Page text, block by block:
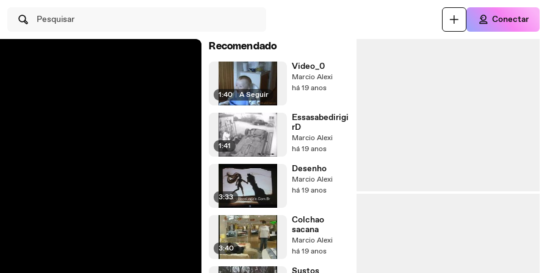
Pesquisar Conectar
Recomendado
1:40 | A Seguir
Video_0
Marcio Alexi
há 19 anos
1:41
Essasabedirigi
rD
Marcio Alexi
há 19 anos
3:33
Desenho
Marcio Alexi
há 19 anos
3:40
Colchao
sacana
Marcio Alexi
há 19 anos